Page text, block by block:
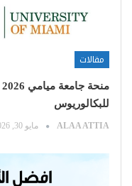
مقالات
للبكالوريوس
ALAA ATTIA مايو 30, 2026